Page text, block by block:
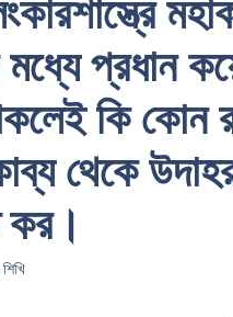
মধ্যে প্রধান
কি কোন
থেকে